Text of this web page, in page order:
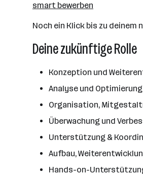
smart bewerben
Noch ein Klick bis zu deinem
Deine zukünftige Rolle
Konzeption und
Analyse und
Organisation,
Überwachung und
Unterstützung &
Aufbau,
Hands-on-